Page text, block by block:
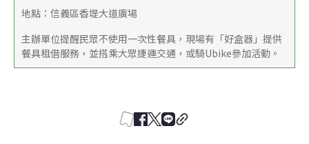
地點：信義區香堤大道廣場
主辦單位提醒民眾不使用一次性餐具，現場有「好盒器」提供
餐具租借服務，並搭乘大眾捷運交通，或騎Ubike參加活動。